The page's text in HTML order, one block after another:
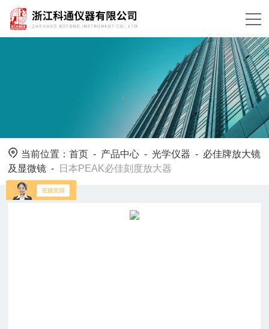
当前位置：首页 - 产品中心 -光学仪器 - 必佳牌放大镜
及显微镜 - 日本PEAK必佳刻度放大器